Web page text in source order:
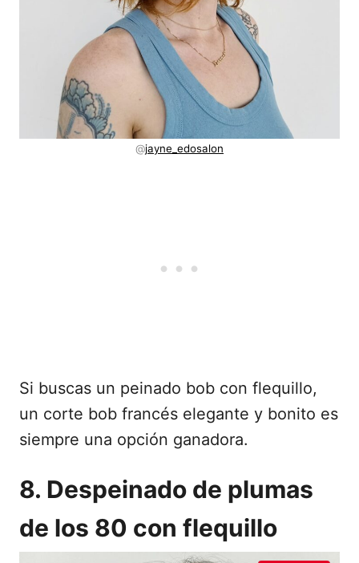
@jayne_edosalon
Si buscas un peinado bob con flequillo,
un corte bob francés elegante y bonito es
siempre una opción ganadora.
8. Despeinado de plumas
de los 80 con flequillo